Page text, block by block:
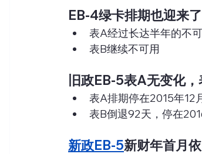
EB-4绿卡排期也迎来
表A经过长达半年的不
表B继续不可用
旧政EB-5表A无变化
表A排期停在2015年12
表B倒退92天，停在
新政EB-5新财年首月